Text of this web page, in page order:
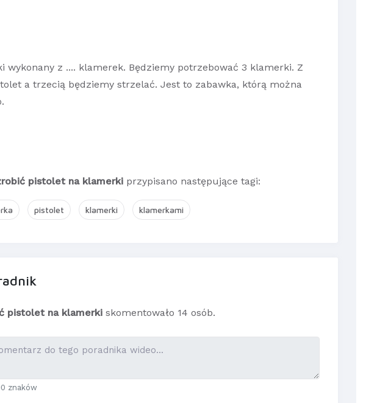
wykonany z .... klamerek. Będziemy potrzebować 3 klamerki. Z
a trzecią będziemy strzelać. Jest to zabawka, którą można
pistolet na klamerki przypisano następujące tagi:
pistolet klamerki klamerkami
pistolet na klamerki skomentowało 14 osób.
znaków